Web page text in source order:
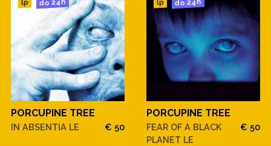
lp do 24h
PORCUPINE TREE
IN ABSENTIA LE € 50
lp do 24h
PORCUPINE TREE
FEAR OF A BLACK
PLANET LE
€ 50